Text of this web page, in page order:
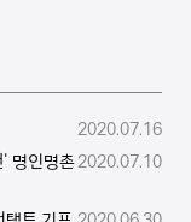
2020.07.16
' 명인명촌2020.07.10